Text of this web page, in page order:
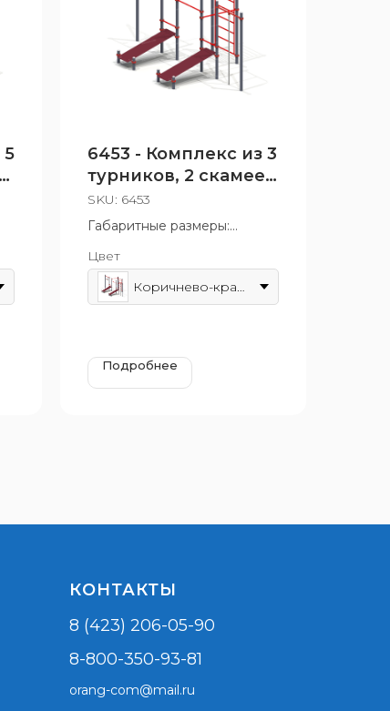
5
6453 - Комплекс из 3
турников, 2 скамеек
для пресса, стенки,
каната и колец
SKU: 6453
Габаритные размеры:
Возрастная группа: от 14 лет
Цвет
Подробнее
КОНТАКТЫ
8 (423) 206-05-90
8-800-350-93-81
orang-com@mail.ru